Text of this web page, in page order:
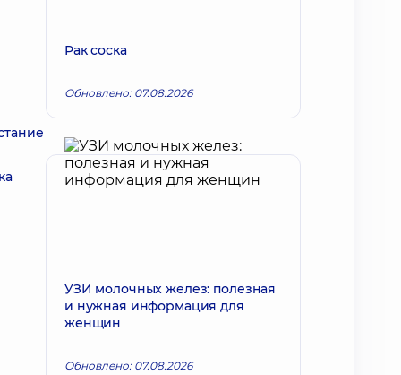
Рак соска
Обновлено: 07.08.2026
УЗИ молочных желез: полезная
и нужная информация для
женщин
Обновлено: 07.08.2026